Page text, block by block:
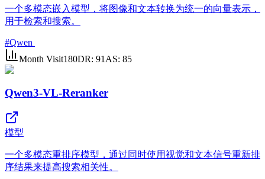
一个多模态嵌入模型，将图像和文本转换为统一的向量表示，
用于检索和搜索。
#Qwen
Month Visit180DR: 91 AS: 85
Qwen3-VL-Reranker
模型
一个多模态重排序模型，通过同时使用视觉和文本信号重新排
序结果来提高搜索相关性。